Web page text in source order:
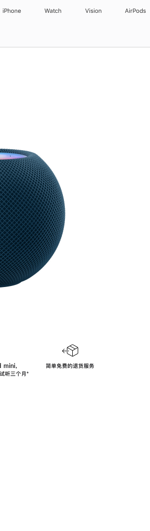
iPhone Watch Vision AirPods
，
听三个月脚
⁺
简单免费的退货服务